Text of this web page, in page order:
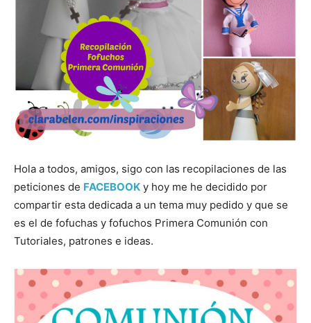
Hola a todos, amigos, sigo con las recopilaciones de las
peticiones de FACEBOOK y hoy me he decidido por
compartir esta dedicada a un tema muy pedido y que se
es el de fofuchas y fofuchos Primera Comunión con
Tutoriales, patrones e ideas.